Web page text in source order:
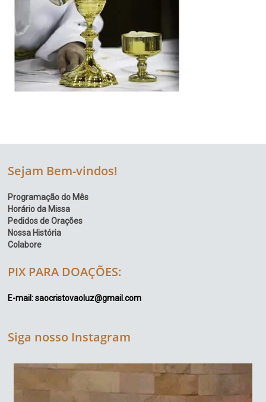
Sejam Bem-vindos!
Programação do Mês
Horário da Missa
Pedidos de Orações
Nossa História
Colabore
PIX PARA DOAÇÕES:
E-mail: saocristovaoluz@gmail.com
Siga nosso Instagram